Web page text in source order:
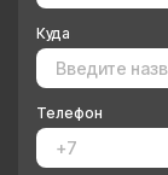
Куда
Телефон